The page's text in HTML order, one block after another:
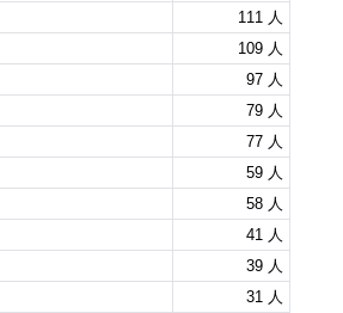
111 人
109 人
97 人
79 人
77 人
59 人
58 人
41 人
39 人
31 人